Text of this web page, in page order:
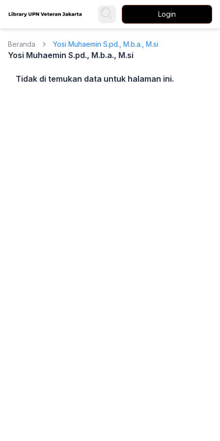
Login
Beranda Yosi Muhaemin S.pd., M.b.a., M.si
Yosi Muhaemin S.pd., M.b.a., M.si
Tidak di temukan data untuk halaman ini.